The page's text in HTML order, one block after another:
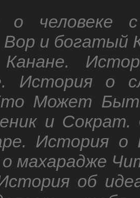
о человеке
Вор и богатый
История о
Может
и
История о
махарадже
об